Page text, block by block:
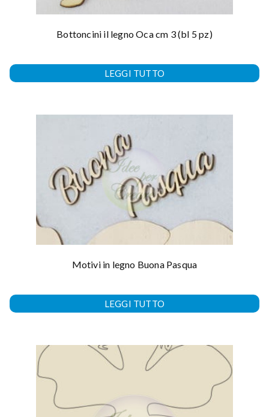
Bottoncini il legno Oca cm 3 (bl 5 pz)
LEGGI TUTTO
Motivi in legno Buona Pasqua
LEGGI TUTTO